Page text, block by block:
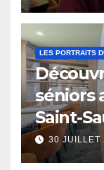
LES PORTRAITS
séniors
Saint-
30 JUILLET